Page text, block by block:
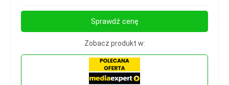
Sprawdź cenę
Zobacz produkt w: